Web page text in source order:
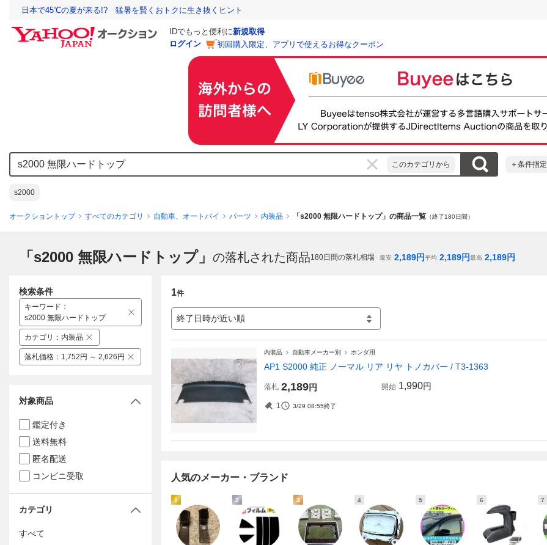
日本で45℃の夏が来る!? 猛暑を賢くおトクに生き抜くヒント
IDでもっと便利に新規取得
ログイン
初回購入限定、アプリで使えるお得なクーポン
このカテゴリから ＋条件指定
s2000
オークショントップ すべてのカテゴリ 自動車、オートバイ パーツ 内装品 「s2000 無限ハードトップ」の商品一覧 （終了180日間）
「s2000 無限ハードトップ」 の落札された商品180日間の落札相場 最安 2,189円平均 2,189円最高 2,189円
1件
終了日時が近い順
内装品 自動車メーカー別 ホンダ用
AP1 S2000 純正 ノーマル リア リヤ トノカバー / T3-1363
落札 2,189円 開始 1,990円
1 3/29 08:55終了
人気のメーカー・ブランド
1 2 3 4 5 6 7
検索条件
キーワード ：
s2000 無限ハードトップ
カテゴリ ： 内装品
落札価格 ： 1,752円 ～ 2,626円
対象商品
鑑定付き
送料無料
匿名配送
コンビニ受取
カテゴリ
すべて